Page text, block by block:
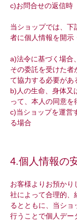
c)お問合せの返信時
当ショップでは、下
者に個人情報を開示
a)法令に基づく場合
その委託を受けた者
て協力する必要があ
b)人の生命、身体又
って、本人の同意
c)当ショップを運営
る場合
4.個人情報の
お客様よりお預か
社によって合理的、
るとともに、当ショ
行うことで個人デー